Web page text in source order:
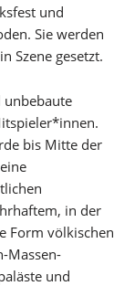
und
Sie werden
Szene gesetzt.
unbebaute
bis Mitte der
in der
Form völkischen
Massen-
und